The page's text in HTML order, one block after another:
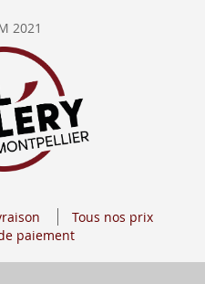
2021
Tous nos prix
paiement